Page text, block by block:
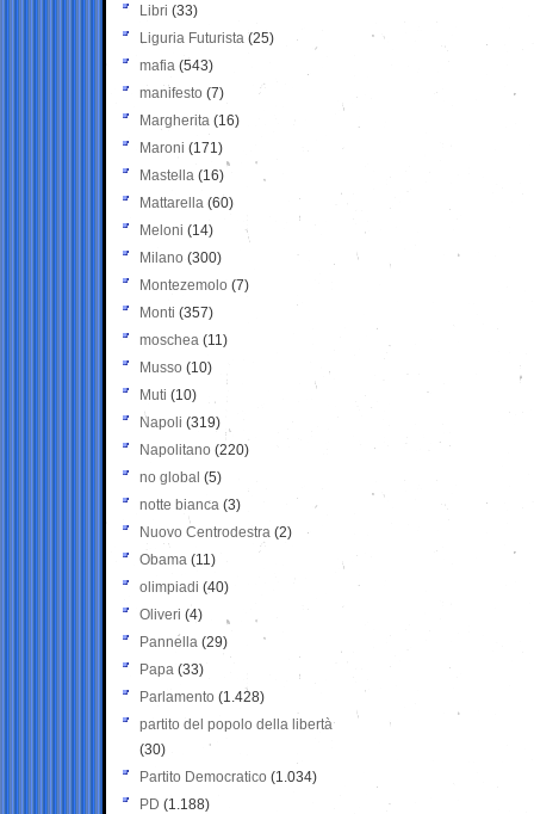
Libri (33)
Liguria Futurista (25)
mafia (543)
manifesto (7)
Margherita (16)
Maroni (171)
Mastella (16)
Mattarella (60)
Meloni (14)
Milano (300)
Montezemolo (7)
Monti (357)
moschea (11)
Musso (10)
Muti (10)
Napoli (319)
Napolitano (220)
no global (5)
notte bianca (3)
Nuovo Centrodestra (2)
Obama (11)
olimpiadi (40)
Oliveri (4)
Pannella (29)
Papa (33)
Parlamento (1.428)
partito del popolo della libertà
(30)
Partito Democratico (1.034)
PD (1.188)